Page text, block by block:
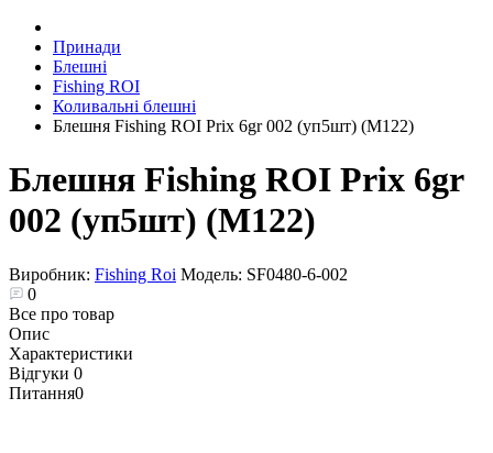
Принади
Блешні
Fishing ROI
Коливальні блешні
Блешня Fishing ROI Prix 6gr 002 (уп5шт) (M122)
Блешня Fishing ROI Prix 6gr
002 (уп5шт) (M122)
Виробник: Fishing Roi Модель: SF0480-6-002
0
Все про товар
Опис
Характеристики
Відгуки 0
Питання0